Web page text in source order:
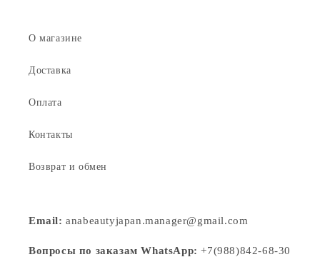
О магазине
Доставка
Оплата
Контакты
Возврат и обмен
Email:anabeautyjapan.manager@gmail.com
Вопросы по заказам WhatsApp:+7(988)842-68-30